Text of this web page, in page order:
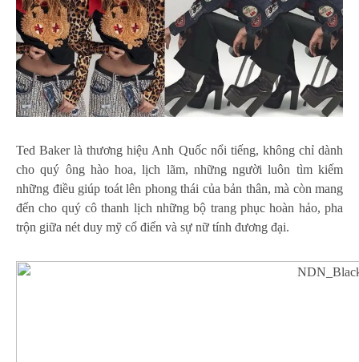
Ted Baker là thương hiệu Anh Quốc nổi tiếng, không chỉ dành
cho quý ông hào hoa, lịch lãm, những người luôn tìm kiếm
những điều giúp toát lên phong thái của bản thân, mà còn mang
đến cho quý cô thanh lịch những bộ trang phục hoàn hảo, pha
trộn giữa nét duy mỹ cổ điển và sự nữ tính đương đại.